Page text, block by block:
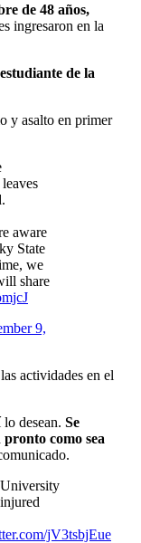
de 48 años,
ingresaron en la
de la
y asalto en primer
aware
State
we
share
9,
actividades en el
lo desean. Se
como sea
jV3tsbjEue